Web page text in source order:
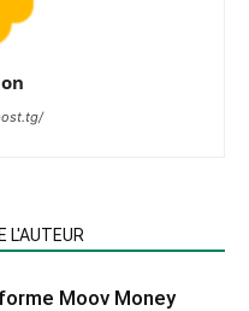
L'AUTEUR
Moov Money